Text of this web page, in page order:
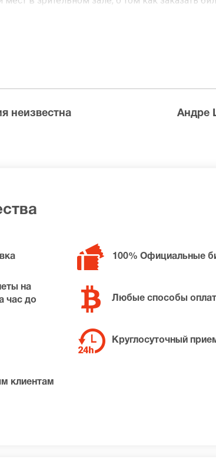
доставку по Москве в течение не
в пределах МКАД возле метро или в пешей
найти нужные билеты на Андре Шенье,
места по доступной цене.
неизвестна Андре
100% Официальные
на
час до
Любые способы
Круглосуточный
клиентам